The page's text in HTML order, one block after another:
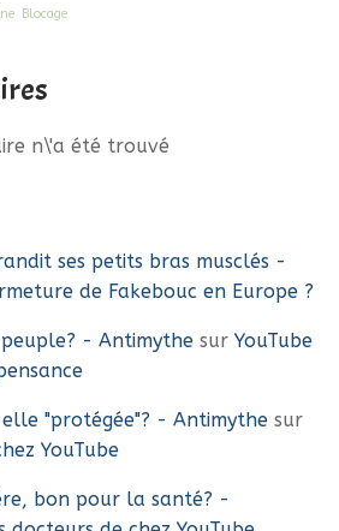
Blocage
n\'a été trouvé
ses petits bras musclés -
de Fakebouc en Europe ?
- Antimythe sur YouTube
"protégée"? - Antimythe sur
YouTube
bon pour la santé? -